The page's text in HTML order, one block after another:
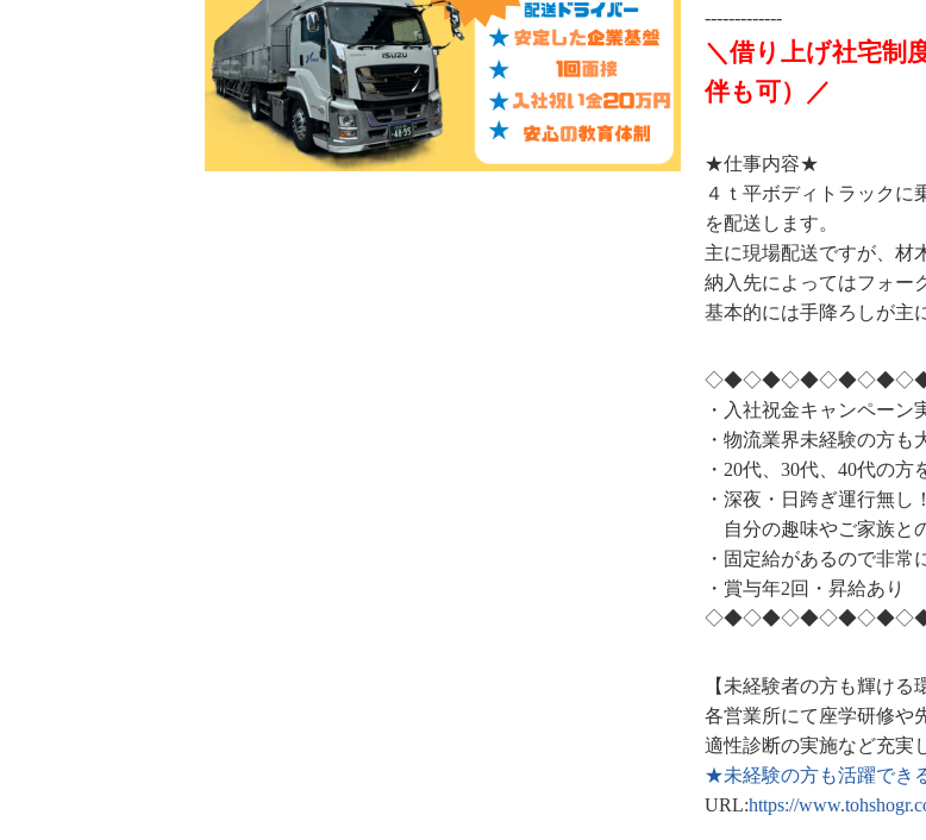
-------------
＼借り上げ社宅制
伴も可）／
★仕事内容★
４ｔ平ボディトラックに
を配送します。
主に現場配送ですが、材
納入先によってはフォー
基本的には手降ろしが主
・入社祝金キャンペーン
・物流業界未経験の方も
・20代、30代、40代の方
・深夜・日跨ぎ運行無し
自分の趣味やご家族と
・固定給があるので非常
・賞与年2回・昇給あり
【未経験者の方も輝ける
各営業所にて座学研修や
適性診断の実施など充実
★未経験の方も活躍でき
URL:https://